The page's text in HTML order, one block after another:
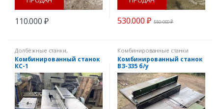
110.000 ₽ 530.000 ₽ 550.000₽
Долбёжные станки,
Комбинированные станки
Фуговальные станки,
Циркулярные пилы
Комбинированный станок
КС-1
Комбинированные станки
Комбинированный станок
ВЗ-335 б/у